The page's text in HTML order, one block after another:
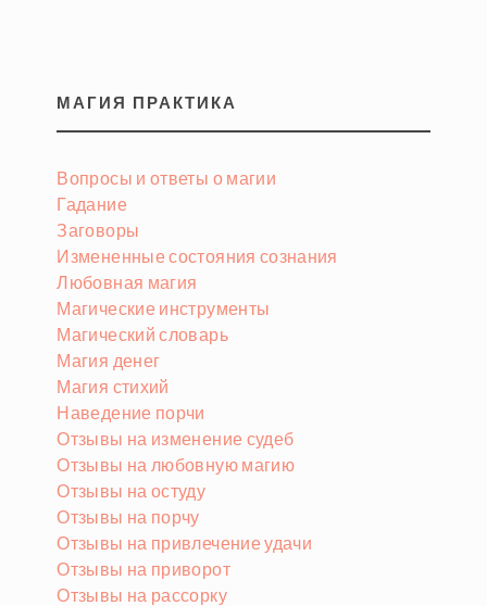
МАГИЯ ПРАКТИКА
Вопросы и ответы о магии
Гадание
Заговоры
Измененные состояния сознания
Любовная магия
Магические инструменты
Магический словарь
Магия денег
Магия стихий
Наведение порчи
Отзывы на изменение судеб
Отзывы на любовную магию
Отзывы на остуду
Отзывы на порчу
Отзывы на привлечение удачи
Отзывы на приворот
Отзывы на рассорку